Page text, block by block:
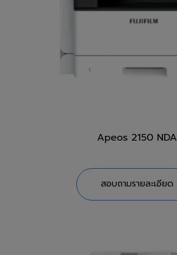
Apeos 2150 NDA
สอบถามรายละเอียด